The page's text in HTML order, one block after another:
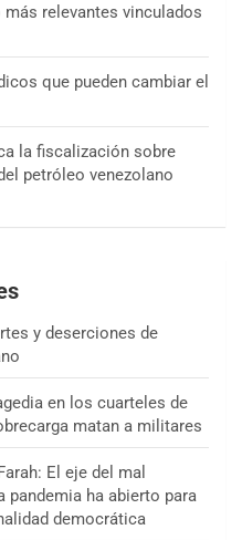
relevantes vinculados
que pueden cambiar el
la fiscalización sobre
petróleo venezolano
y deserciones de
en los cuarteles de
matan a militares
El eje del mal
pandemia ha abierto para
democrática